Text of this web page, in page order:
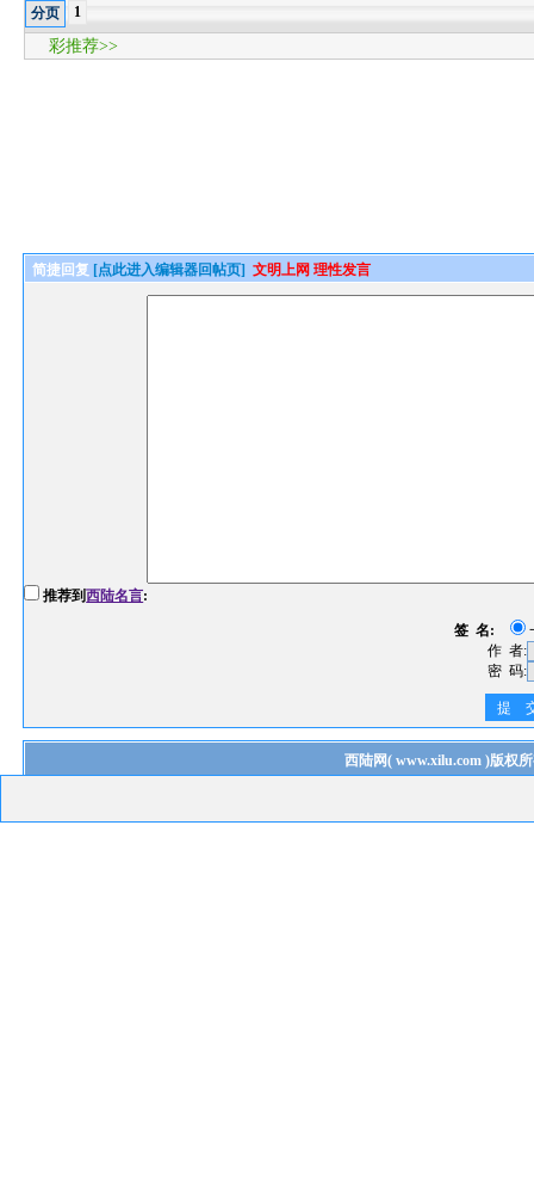
分页 1
彩推荐>>
简捷回复 [点此进入编辑器回帖页] 文明上网 理性发言
推荐到西陆名言:
签 名:
作 者:
密 码:
提
西陆网( www.xilu.com)版权